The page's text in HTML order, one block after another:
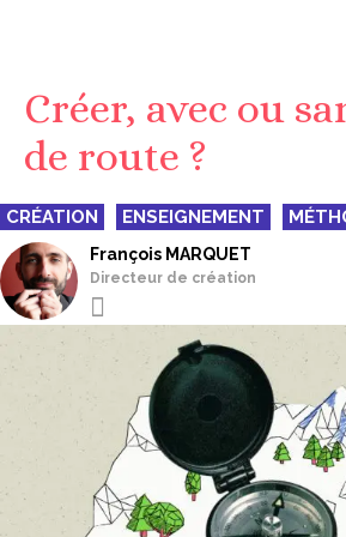
Créer, avec ou
de route ?
CRÉATION ENSEIGNEMENT
François MARQUET
Directeur de création